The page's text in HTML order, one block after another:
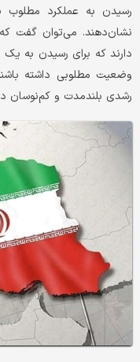
رسیدن به عملکرد مطلوب
نشان‌دهند. می‌توان گفت که
دارند که برای رسیدن به یک
وضعیت مطلوبی داشته
رشدی بلندمدت و کم‌نوسان